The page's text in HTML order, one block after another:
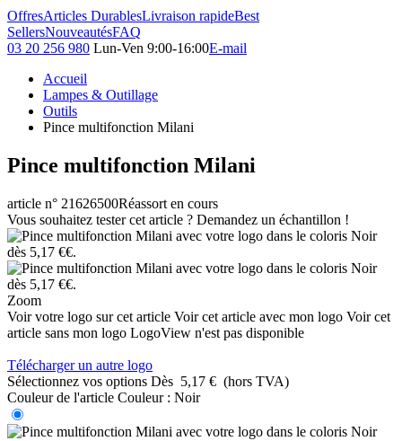
OffresArticles DurablesLivraison rapideBest
SellersNouveautésFAQ
03 20 256 980 Lun-Ven 9:00-16:00E-mail
Accueil
Lampes & Outillage
Outils
Pince multifonction Milani
Pince multifonction Milani
article n° 21626500Réassort en cours
Vous souhaitez tester cet article ? Demandez un échantillon !
Zoom
Voir votre logo sur cet article Voir cet article avec mon logo Voir cet
article sans mon logo LogoView n'est pas disponible
Télécharger un autre logo
Sélectionnez vos options Dès 5,17 € (hors TVA)
Couleur de l'article Couleur : Noir